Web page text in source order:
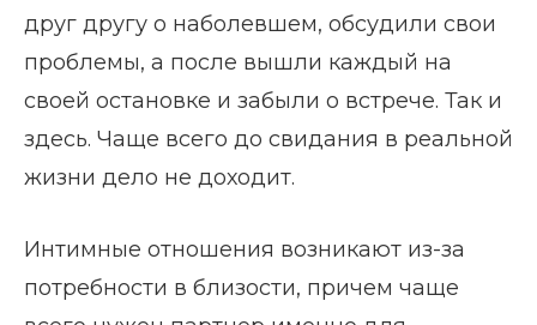
друг другу о наболевшем, обсудили свои
проблемы, а после вышли каждый на
своей остановке и забыли о встрече. Так и
здесь. Чаще всего до свидания в реальной
жизни дело не доходит.
Интимные отношения возникают из-за
потребности в близости, причем чаще